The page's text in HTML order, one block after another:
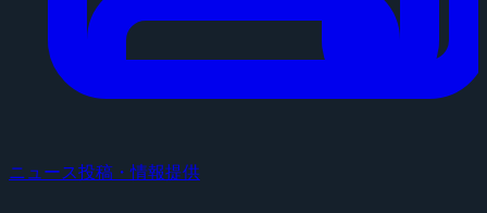
ニュース投稿・情報提供